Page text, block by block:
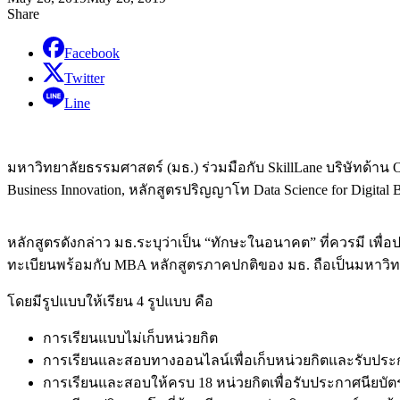
Share
Facebook
Twitter
Line
มหาวิทยาลัยธรรมศาสตร์ (มธ.) ร่วมมือกับ SkillLane บริษัทด้าน
Business Innovation, หลักสูตรปริญญาโท Data Science for
หลักสูตรดังกล่าว มธ.ระบุว่าเป็น “ทักษะในอนาคต” ที่ควรมี เพื่
ทะเบียนพร้อมกับ MBA หลักสูตรภาคปกติของ มธ. ถือเป็นมหา
โดยมีรูปแบบให้เรียน 4 รูปแบบ คือ
การเรียนแบบไม่เก็บหน่วยกิต
การเรียนและสอบทางออนไลน์เพื่อเก็บหน่วยกิตและรับปร
การเรียนและสอบให้ครบ 18 หน่วยกิตเพื่อรับประกาศนียบัต